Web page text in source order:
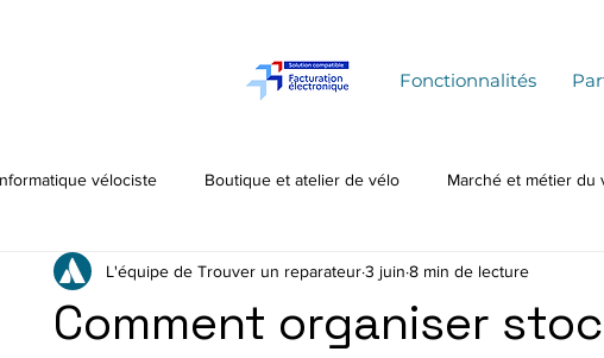
Fonctionnalités
vélociste Boutique et atelier de vélo Marché et métier du
Comment organiser
L'équipe de Trouver un reparateur3 juin 8 min de lecture